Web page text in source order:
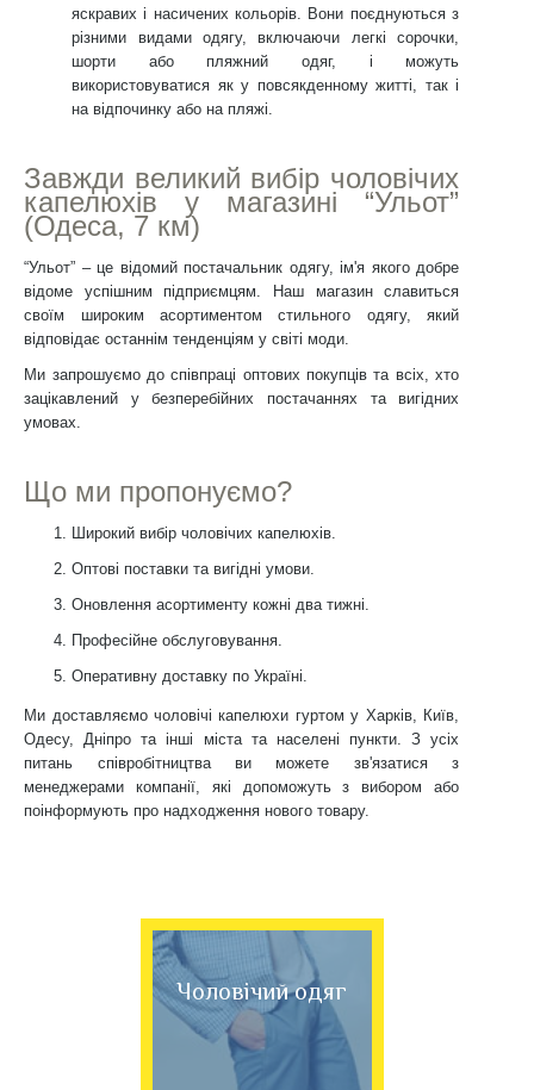
яскравих і насичених кольорів. Вони поєднуються з
різними видами одягу, включаючи легкі сорочки,
шорти або пляжний одяг, і можуть
використовуватися як у повсякденному житті, так і
на відпочинку або на пляжі.
Завжди великий вибір чоловічих
капелюхів у магазині “Ульот”
(Одеса, 7 км)
“Ульот” – це відомий постачальник одягу, ім'я якого добре
відоме успішним підприємцям. Наш магазин славиться
своїм широким асортиментом стильного одягу, який
відповідає останнім тенденціям у світі моди.
Ми запрошуємо до співпраці оптових покупців та всіх, хто
зацікавлений у безперебійних постачаннях та вигідних
умовах.
Що ми пропонуємо?
Широкий вибір чоловічих капелюхів.
Оптові поставки та вигідні умови.
Оновлення асортименту кожні два тижні.
Професійне обслуговування.
Оперативну доставку по Україні.
Ми доставляємо чоловічі капелюхи гуртом у Харків, Київ,
Одесу, Дніпро та інші міста та населені пункти. З усіх
питань співробітництва ви можете зв'язатися з
менеджерами компанії, які допоможуть з вибором або
поінформують про надходження нового товару.
Чоловічий одяг